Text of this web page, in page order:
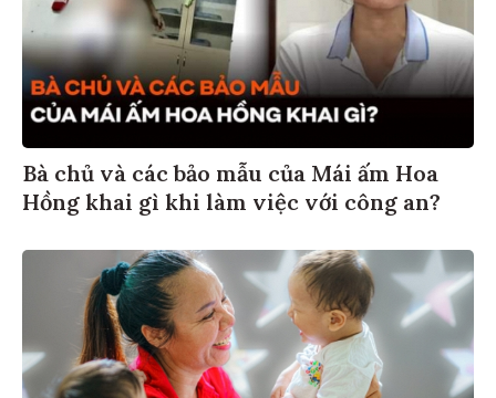
Bà chủ và các bảo mẫu của Mái ấm Hoa
Hồng khai gì khi làm việc với công an?